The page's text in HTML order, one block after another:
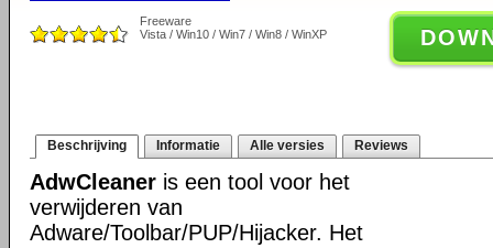
Freeware
Vista / Win10 / Win7 / Win8 / WinXP
Beschrijving Informatie Alle versies Reviews
AdwCleaner is een tool voor het
verwijderen van
Adware/Toolbar/PUP/Hijacker. Het